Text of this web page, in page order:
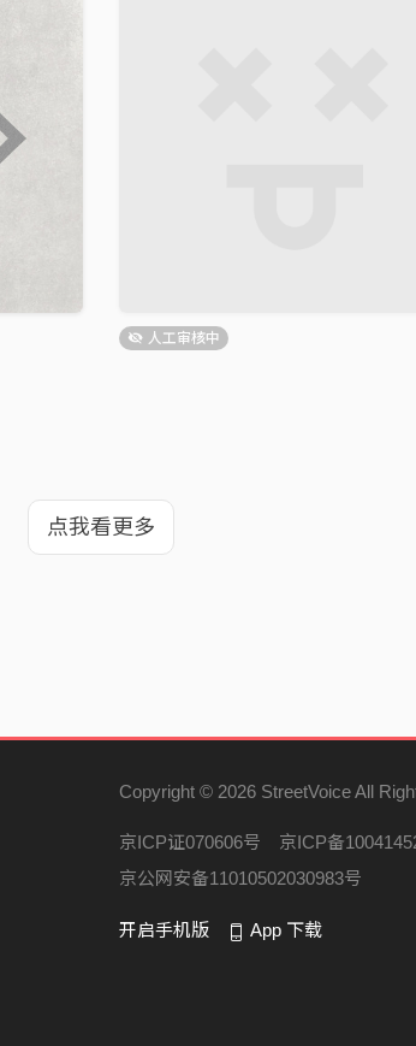
人工审核中
点我看更多
Copyright © 2026 StreetVoice All
京ICP证070606号 京ICP备
京公网安备11010502030983号
开启手机版 App 下载